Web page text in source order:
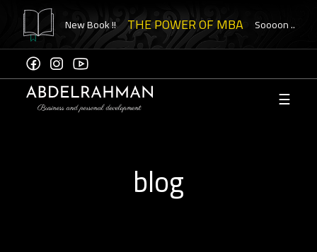
New Book !! THE POWER OF MBA Soooon ..
Hesap
☰
blog